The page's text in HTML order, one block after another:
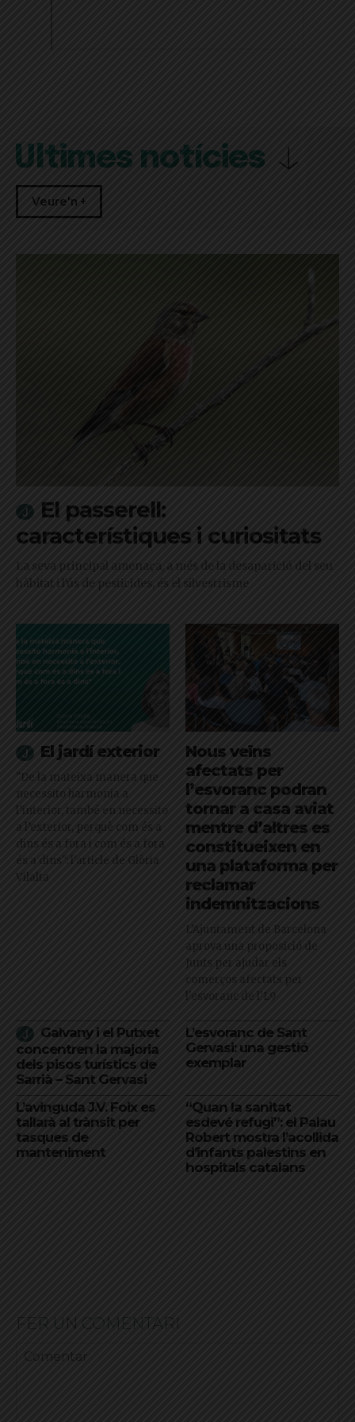
Últimes notícies
Veure'n +
El passerell:
característiques i curiositats
La seva principal amenaça, a més de la desaparició del seu
hàbitat i l'ús de pesticides, és el silvestrisme
El jardí exterior
"De la mateixa manera que
necessito harmonia a
l’interior, també en necessito
a l’exterior, perquè com és a
dins és a fora i com és a fora
és a dins": l'article de Glòria
Vilalta
Nous veïns
afectats per
l’esvoranc podran
tornar a casa aviat
mentre d’altres es
constitueixen en
una plataforma per
reclamar
indemnitzacions
L’Ajuntament de Barcelona
aprova una proposició de
Junts per ajudar els
comerços afectats per
l'esvoranc de l'L9
Galvany i el Putxet
concentren la majoria
dels pisos turístics de
Sarrià – Sant Gervasi
L’esvoranc de Sant
Gervasi: una gestió
exemplar
L’avinguda J.V. Foix es
tallarà al trànsit per
tasques de
manteniment
“Quan la sanitat
esdevé refugi”: el Palau
Robert mostra l’acollida
d’infants palestins en
hospitals catalans
FER UN COMENTARI